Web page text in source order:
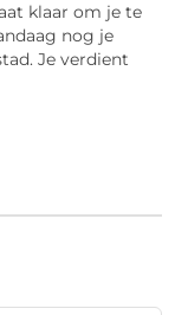
klaar om je te
nog je
Je verdient